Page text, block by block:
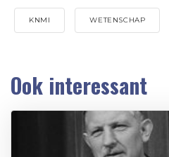
KNMI WETENSCHAP
Ook interessant